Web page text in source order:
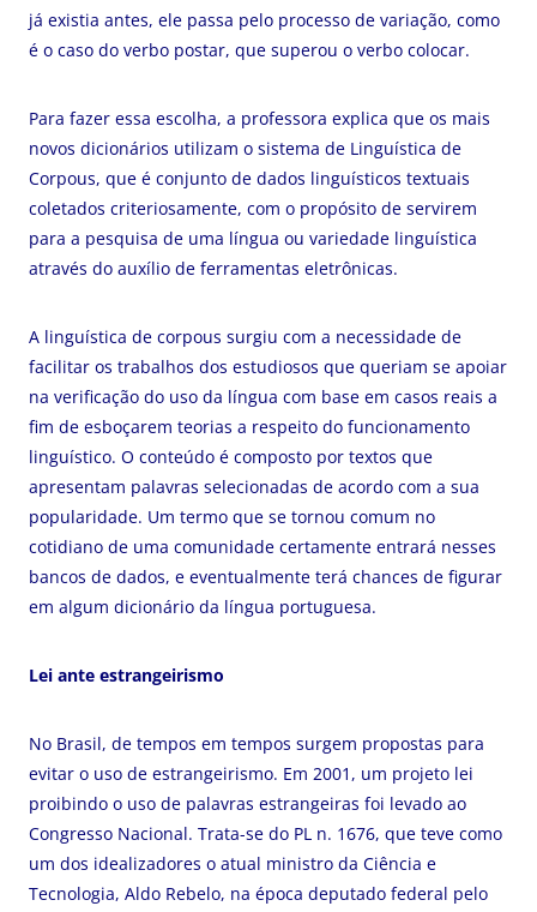
já existia antes, ele passa pelo processo de variação, como
é o caso do verbo postar, que superou o verbo colocar.
Para fazer essa escolha, a professora explica que os mais
novos dicionários utilizam o sistema de Linguística de
Corpous, que é conjunto de dados linguísticos textuais
coletados criteriosamente, com o propósito de servirem
para a pesquisa de uma língua ou variedade linguística
através do auxílio de ferramentas eletrônicas.
A linguística de corpous surgiu com a necessidade de
facilitar os trabalhos dos estudiosos que queriam se apoiar
na verificação do uso da língua com base em casos reais a
fim de esboçarem teorias a respeito do funcionamento
linguístico. O conteúdo é composto por textos que
apresentam palavras selecionadas de acordo com a sua
popularidade. Um termo que se tornou comum no
cotidiano de uma comunidade certamente entrará nesses
bancos de dados, e eventualmente terá chances de figurar
em algum dicionário da língua portuguesa.
Lei ante estrangeirismo
No Brasil, de tempos em tempos surgem propostas para
evitar o uso de estrangeirismo. Em 2001, um projeto lei
proibindo o uso de palavras estrangeiras foi levado ao
Congresso Nacional. Trata-se do PL n. 1676, que teve como
um dos idealizadores o atual ministro da Ciência e
Tecnologia, Aldo Rebelo, na época deputado federal pelo